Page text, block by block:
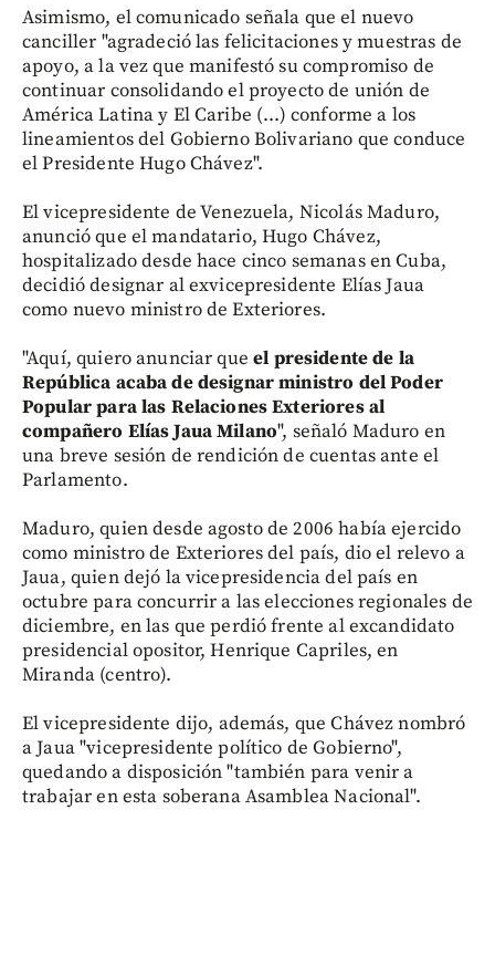
Asimismo, el comunicado señala que el nuevo
canciller "agradeció las felicitaciones y muestras de
apoyo, a la vez que manifestó su compromiso de
continuar consolidando el proyecto de unión de
América Latina y El Caribe (...) conforme a los
lineamientos del Gobierno Bolivariano que conduce
el Presidente Hugo Chávez".
El vicepresidente de Venezuela, Nicolás Maduro,
anunció que el mandatario, Hugo Chávez,
hospitalizado desde hace cinco semanas en Cuba,
decidió designar al exvicepresidente Elías Jaua
como nuevo ministro de Exteriores.
"Aquí, quiero anunciar queel presidente de la
República acaba de designar ministro del Poder
Popular para las Relaciones Exteriores al
compañero Elías Jaua Milano", señaló Maduro en
una breve sesión de rendición de cuentas ante el
Parlamento.
Maduro, quien desde agosto de 2006 había ejercido
como ministro de Exteriores del país, dio el relevo a
Jaua, quien dejó la vicepresidencia del país en
octubre para concurrir a las elecciones regionales de
diciembre, en las que perdió frente al excandidato
presidencial opositor, Henrique Capriles, en
Miranda (centro).
El vicepresidente dijo, además, que Chávez nombró
a Jaua "vicepresidente político de Gobierno",
quedando a disposición "también para venir a
trabajar en esta soberana Asamblea Nacional".